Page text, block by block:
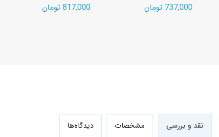
737,000 تومان 817,000 تومان
نقد و بررسی مشخصات دیدگاه‌ها